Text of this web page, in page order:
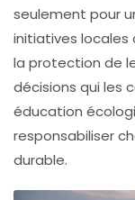
seulement pour
initiatives locales
la protection de
décisions qui les
éducation
responsabiliser
durable.